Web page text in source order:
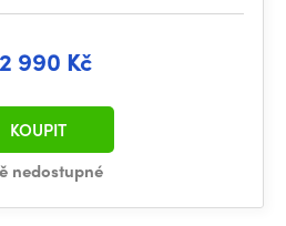
990 Kč
nedostupné
KOUPIT